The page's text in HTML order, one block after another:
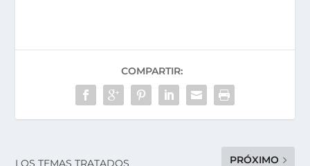
COMPARTIR:
LOS TEMAS TRATADOS PRÓXIMO